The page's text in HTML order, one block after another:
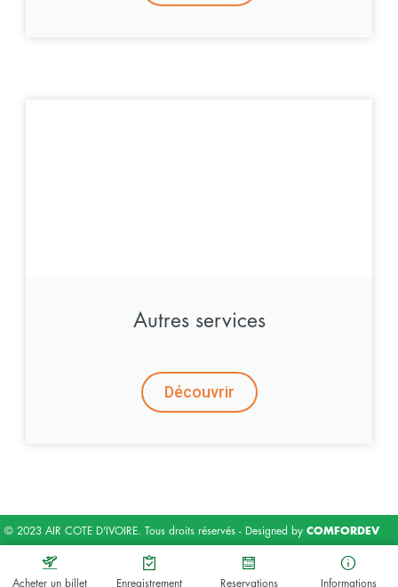
Autres services
Découvrir
© 2023 AIR COTE D'IVOIRE. Tous droits réservés - Designed by COMFORDEV
Acheter un billet Enregistrement Reservations Informations